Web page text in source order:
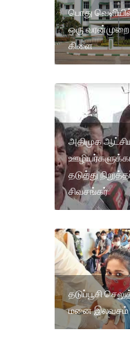
பொது
ஒரு
கிளை
அதிமுக
தடுத்து
சிவசங்கர்
தடுப்பூசி
மனை இலவசம்